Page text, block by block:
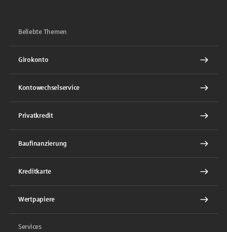
Beliebte Themen
Girokonto
Kontowechselservice
Privatkredit
Baufinanzierung
Kreditkarte
Wertpapiere
Services